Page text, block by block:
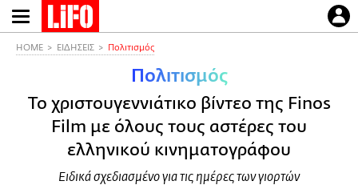
Παράκαμψη
προς
HOME ΕΙΔΗΣΕΙΣ Πολιτισμός
Πολιτισμός
Το χριστουγεννιάτικο βίντεο της Finos
Film με όλους τους αστέρες του
ελληνικού κινηματογράφου
Ειδικά σχεδιασμένο για τις ημέρες των γιορτών